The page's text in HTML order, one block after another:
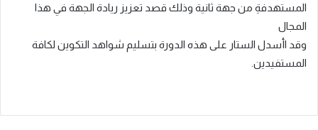
المستهدفةِ من جهة ثانية وذلك قصد تعزيز ريادة الجهة في هذا
المجال
وقد اأسدل الستار على هذه الدورة بتسليم شواهد التكوين لكافة
المستفيدين.